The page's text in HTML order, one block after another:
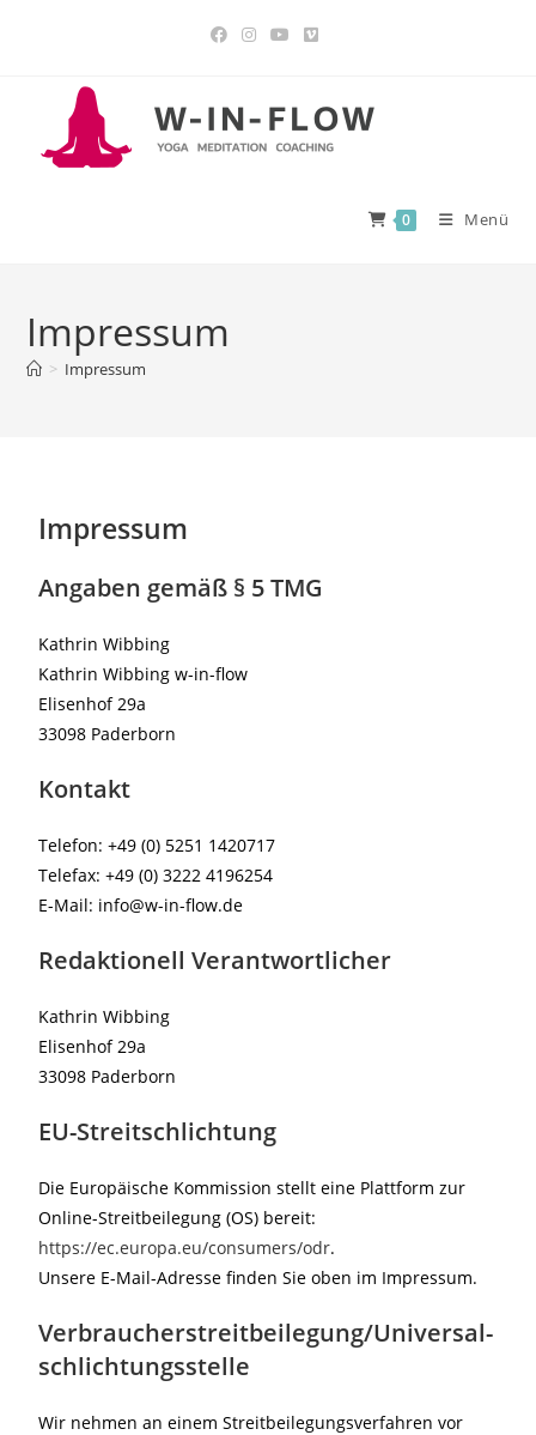
0 Menü
Impressum
> Impressum
Impressum
Angaben gemäß § 5 TMG
Kathrin Wibbing
Kathrin Wibbing w-in-flow
Elisenhof 29a
33098 Paderborn
Kontakt
Telefon: +49 (0) 5251 1420717
Telefax: +49 (0) 3222 4196254
E-Mail: info@w-in-flow.de
Redaktionell Verantwortlicher
Kathrin Wibbing
Elisenhof 29a
33098 Paderborn
EU-Streitschlichtung
Die Europäische Kommission stellt eine Plattform zur
Online-Streitbeilegung (OS) bereit:
https://ec.europa.eu/consumers/odr.
Unsere E-Mail-Adresse finden Sie oben im Impressum.
Verbraucher­streit­beilegung/Universal­
schlichtungs­stelle
Wir nehmen an einem Streitbeilegungsverfahren vor